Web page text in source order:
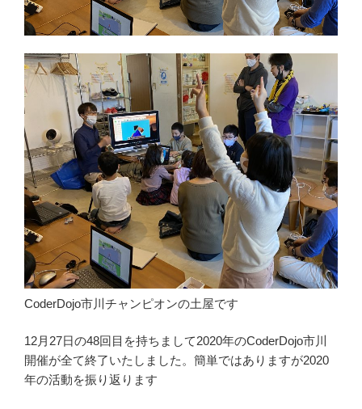
CoderDojo市川チャンピオンの土屋です
12月27日の48回目を持ちまして2020年のCoderDojo市川
開催が全て終了いたしました。簡単ではありますが2020
年の活動を振り返ります